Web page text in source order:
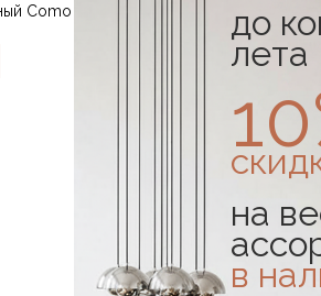
Como SC 53 Red Brown до
лета
на
в